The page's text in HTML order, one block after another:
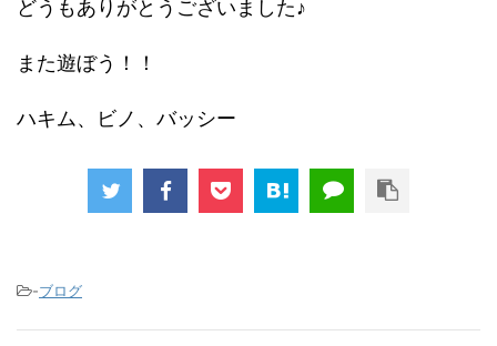
どうもありがとうございました♪
また遊ぼう！！
ハキム、ビノ、バッシー
-ブログ